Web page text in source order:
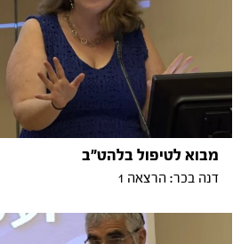
מבוא לטיפול בלהט"ב
דנה בכר: הרצאה 1